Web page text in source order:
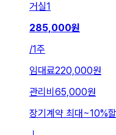
거실1
285,000원
/1주
임대료220,000원
관리비 65,000원
장기계약 최대 ~10%